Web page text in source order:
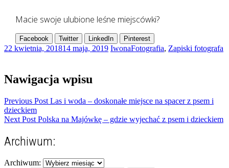
Macie swoje ulubione leśne miejscówki?
Facebook Twitter LinkedIn Pinterest
22 kwietnia, 201814 maja, 2019 IwonaFotografia, Zapiski fotografa
Nawigacja wpisu
Previous Post Las i woda – doskonałe miejsce na spacer z psem i
dzieckiem
Next Post Polska na Majówkę – gdzie wyjechać z psem i dzieckiem
Archiwum:
Archiwum: